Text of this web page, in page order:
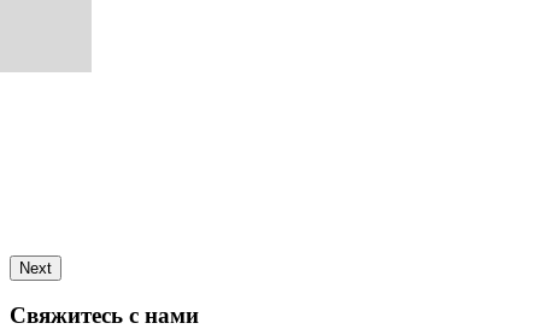
Next
Свяжитесь с нами